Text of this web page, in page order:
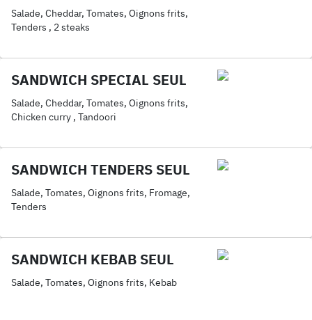
Salade, Cheddar, Tomates, Oignons frits,
Tenders , 2 steaks
SANDWICH SPECIAL SEUL
Salade, Cheddar, Tomates, Oignons frits,
Chicken curry , Tandoori
SANDWICH TENDERS SEUL
Salade, Tomates, Oignons frits, Fromage,
Tenders
SANDWICH KEBAB SEUL
Salade, Tomates, Oignons frits, Kebab